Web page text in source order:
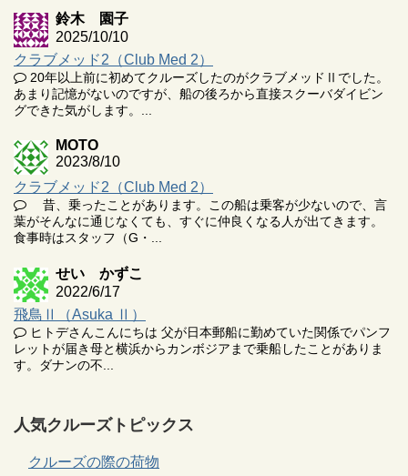
鈴木 園子
2025/10/10
クラブメッド2（Club Med 2）
20年以上前に初めてクルーズしたのがクラブメッドⅡでした。
あまり記憶がないのですが、船の後ろから直接スクーバダイビン
グできた気がします。...
MOTO
2023/8/10
クラブメッド2（Club Med 2）
昔、乗ったことがあります。この船は乗客が少ないので、言
葉がそんなに通じなくても、すぐに仲良くなる人が出てきます。
食事時はスタッフ（G・...
せい かずこ
2022/6/17
飛鳥Ⅱ（Asuka Ⅱ）
ヒトデさんこんにちは 父が日本郵船に勤めていた関係でパンフ
レットが届き母と横浜からカンボジアまで乗船したことがありま
す。ダナンの不...
人気クルーズトピックス
クルーズの際の荷物